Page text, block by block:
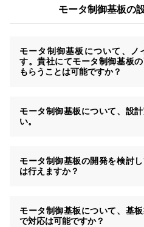
モータ制御基板の
モータ制御基板について、ノ
す。貴社にてモータ制御基板
もらうことは可能ですか？
モータ制御基板について、設
い。
モータ制御基板の開発を検討
は行えますか？
モータ制御基板について、基
で対応は可能ですか？